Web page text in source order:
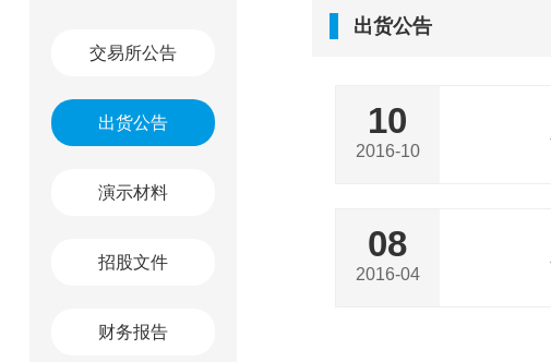
交易所公告
出货公告
演示材料
招股文件
财务报告
出货公告
10
2016-10
08
2016-04